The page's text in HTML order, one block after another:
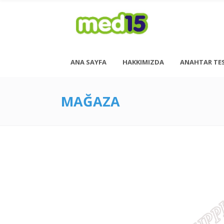
Pazartesi - Cuma 08:00 - 18:00
<h6 style= “font-size: 13px; font-weight: 600;
ANA SAYFA HAKKIMIZDA ANAHTAR
MAĞAZA